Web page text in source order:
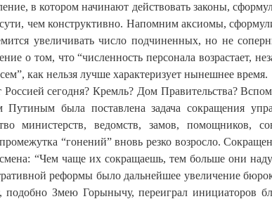
в котором начинают действовать законы,
сути, чем конструктивно. Напомним аксиомы,
увеличивать число подчиненных, но не
о том, что “численность персонала возрастает,
как нельзя лучше характеризует нынешнее время.
сегодня? Кремль? Дом Правительства?
Путиным была поставлена задача сокращения
министерств, ведомств, замов, помощников,
“гонений” вновь резко возросло.
“Чем чаще их сокращаешь, тем больше они
реформы было дальнейшее увеличение
Змею Горынычу, переиграл инициаторов